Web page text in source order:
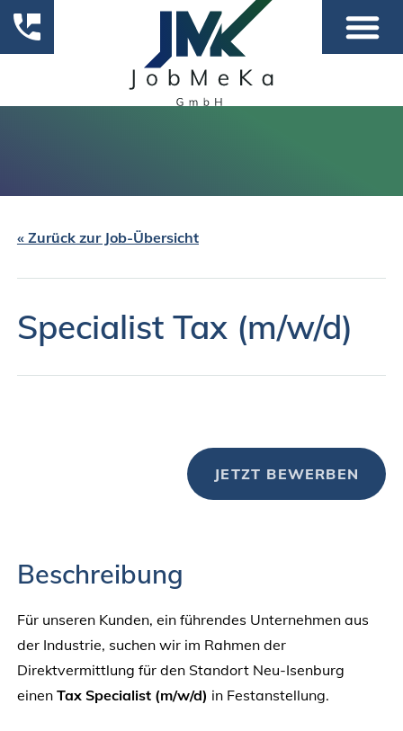
« Zurück zur Job-Übersicht
Specialist Tax (m/w/d)
JETZT BEWERBEN
Beschreibung
Für unseren Kunden, ein führendes Unternehmen aus
der Industrie, suchen wir im Rahmen der
Direktvermittlung für den Standort Neu-Isenburg
einen Tax Specialist (m/w/d) in Festanstellung.